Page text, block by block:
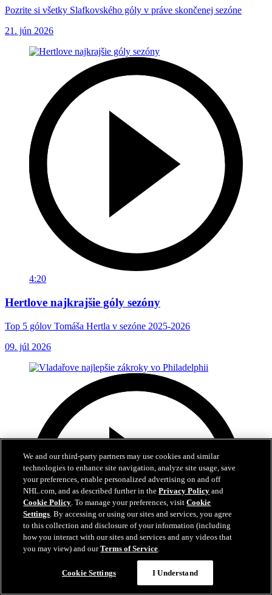
Pozrite si všetky Slafkovského góly v práve skončenej sezóne
21. jún 2026
4:20
Hertlove najkrajšie góly sezóny
Top 5 gólov Tomáša Hertla v sezóne 2025-2026
09. júl 2026
We and our third-party partners may use cookies and similar
technologies to enhance site navigation, analyze site usage, save
your preferences, enable personalized advertising on and off
NHL.com, and as described further in thePrivacy Policy and
Cookie Policy. To manage your preferences, visitCookie
Settings. By accessing or using our sites and services, you agree
to this collection and disclosure of your information (including
how you interact with our sites and services and any videos that
you may view) and ourTerms of Service.
Cookie Settings I Understand